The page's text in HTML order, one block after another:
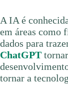
A IA é
em áreas como
dados para
ChatGPT
tornar a